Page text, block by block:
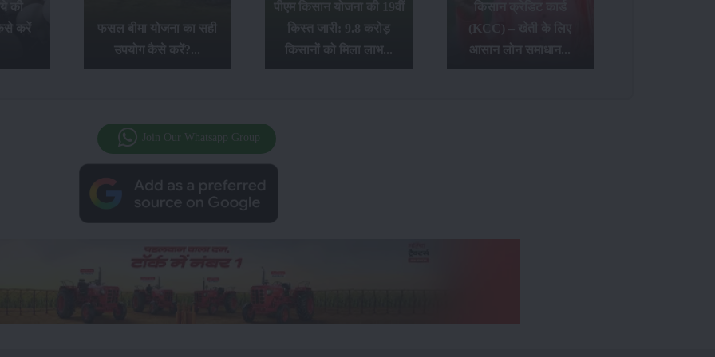
की
करें
फसल बीमा योजना का सही
उपयोग कैसे करें?...
पीएम किसान योजना की 19वीं
किस्त जारी: 9.8 करोड़
किसानों को मिला लाभ...
किसान क्रेडिट कार्ड
(KCC) – खेती के लिए
आसान लोन समाधान...
Join Our Whatsapp Group